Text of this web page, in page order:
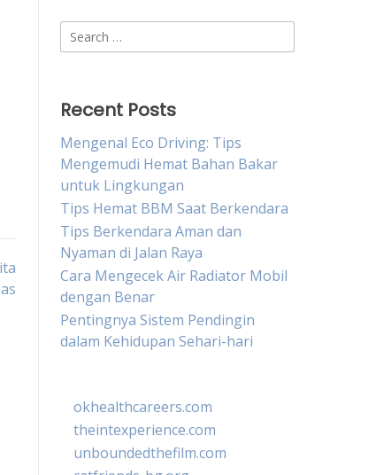
Search
for:
Recent Posts
Mengenal Eco Driving: Tips
Mengemudi Hemat Bahan Bakar
untuk Lingkungan
Tips Hemat BBM Saat Berkendara
Tips Berkendara Aman dan
Nyaman di Jalan Raya
Cara Mengecek Air Radiator Mobil
dengan Benar
Pentingnya Sistem Pendingin
dalam Kehidupan Sehari-hari
okhealthcareers.com
theintexperience.com
unboundedthefilm.com